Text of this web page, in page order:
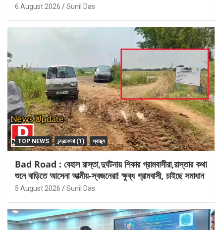
6 August 2026 Sunil Das
TOP NEWS চন্দ্রকোনা (1) স্বাস্থ্য
Bad Road : বেহাল রাস্তা,দুর্ঘটনায় শিকার গ্রামবাসীরা,রাস্তার কথা
শুনে বাড়িতে আসেনা আত্মীয়-স্বজনেরা! ক্ষুব্ধ গ্রামবাসী, চাইছে সমাধান
5 August 2026 Sunil Das